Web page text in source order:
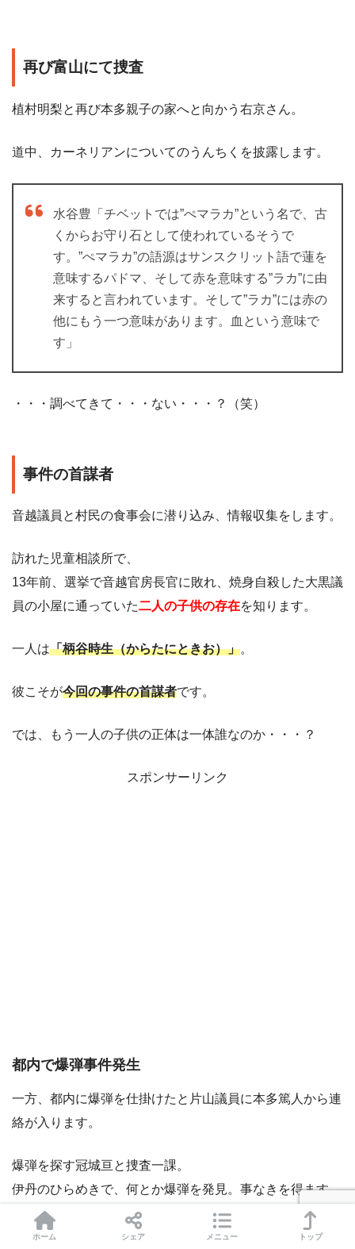
再び富山にて捜査
植村明梨と再び本多親子の家へと向かう右京さん。
道中、カーネリアンについてのうんちくを披露します。
水谷豊「チベットでは”ぺマラカ”という名で、古
くからお守り石として使われているそうで
す。”ぺマラカ”の語源はサンスクリット語で蓮を
意味するパドマ、そして赤を意味する”ラカ”に由
来すると言われています。そして”ラカ”には赤の
他にもう一つ意味があります。血という意味で
す」
・・・調べてきて・・・ない・・・？（笑）
事件の首謀者
音越議員と村民の食事会に潜り込み、情報収集をします。
訪れた児童相談所で、
13年前、選挙で音越官房長官に敗れ、焼身自殺した大黒議
員の小屋に通っていた二人の子供の存在を知ります。
一人は「柄谷時生（からたにときお）」。
彼こそが今回の事件の首謀者です。
では、もう一人の子供の正体は一体誰なのか・・・？
スポンサーリンク
都内で爆弾事件発生
一方、都内に爆弾を仕掛けたと片山議員に本多篤人から連
絡が入ります。
爆弾を探す冠城亘と捜査一課。
伊丹のひらめきで、何とか爆弾を発見。事なきを得ます。
今回もダメダメだったのが石坂浩二。
ホーム シェア メニュー トップ